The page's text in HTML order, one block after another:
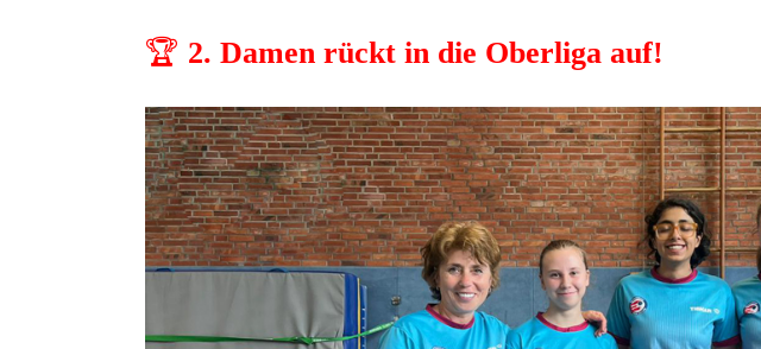
🏆 2. Damen rückt in die Oberliga auf!